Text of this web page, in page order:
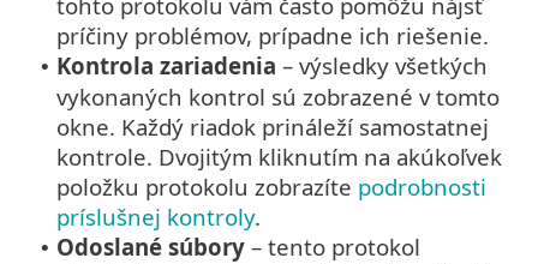
príčiny problémov, prípadne ich riešenie.
• Kontrola zariadenia – výsledky všetkých
vykonaných kontrol sú zobrazené v tomto
okne. Každý riadok prináleží samostatnej
kontrole. Dvojitým kliknutím na akúkoľvek
položku protokolu zobrazíte podrobnosti
príslušnej kontroly.
• Odoslané súbory – tento protokol